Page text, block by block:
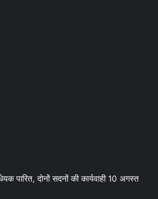
पारित, दोनों सदनों की कार्यवाही 10 अगस्त